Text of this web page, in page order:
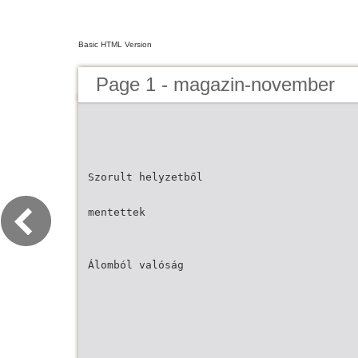
Basic HTML Version
Page 1 - magazin-november
Szorult helyzetből
mentettek
Álomból valóság